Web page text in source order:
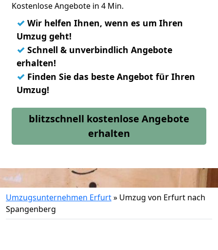
Kostenlose Angebote in 4 Min.
✓ Wir helfen Ihnen, wenn es um Ihren
Umzug geht!
✓ Schnell & unverbindlich Angebote
erhalten!
✓ Finden Sie das beste Angebot für Ihren
Umzug!
blitzschnell kostenlose Angebote
erhalten
Umzugsunternehmen Erfurt» Umzug von Erfurt nach
Spangenberg